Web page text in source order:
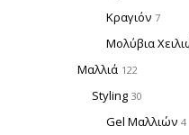
Κραγιόν 7
Μολύβια
Μαλλιά 122
Styling 30
Gel Μαλλιών 4